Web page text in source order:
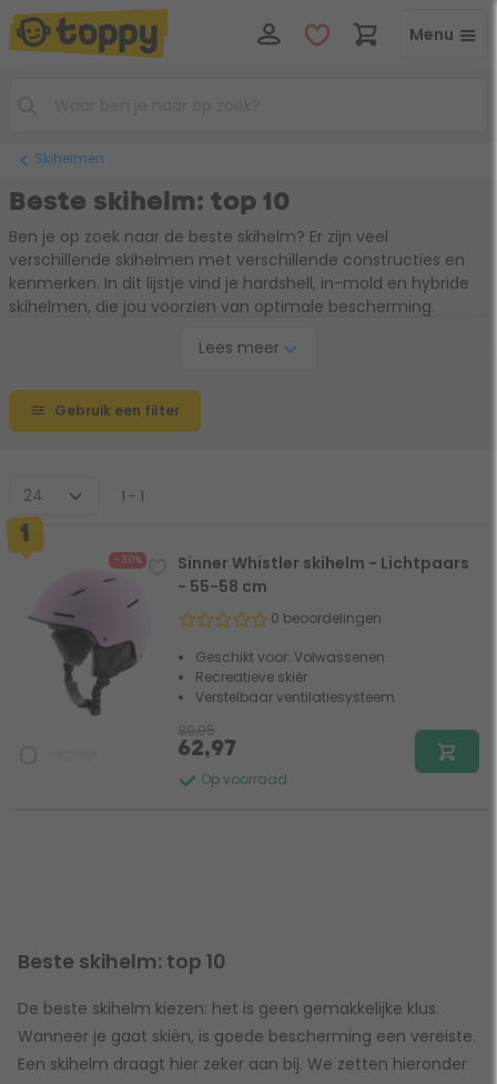
Menu
Skihelmen
Beste skihelm: top 10
Ben je op zoek naar de beste skihelm? Er zijn veel
verschillende skihelmen met verschillende constructies en
kenmerken. In dit lijstje vind je hardshell, in-mold en hybride
skihelmen, die jou voorzien van optimale bescherming.
aan een skihelm te dragen. Door dit overzicht te bekijken kies
Lees meer
Gebruik een filter
1 - 1
- 30%
Sinner Whistler skihelm - Lichtpaars
- 55-58 cm
0 beoordelingen
Geschikt voor: Volwassenen
Recreatieve skiër
Verstelbaar ventilatiesysteem
Op voorraad
89,95
62,97
Beste skihelm: top 10
De beste skihelm kiezen: het is geen gemakkelijke klus.
Wanneer je gaat skiën, is goede bescherming een vereiste.
Een skihelm draagt hier zeker aan bij. We zetten hieronder